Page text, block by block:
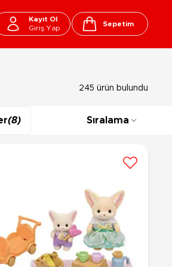
Ty Peluşlar
Fonksiyonel Peluşlar
Lisanslı Peluşlar
Kayıt Ol
Giriş Yap
Cart
Sepetim
245 ürün bulundu
(8) Sıralama